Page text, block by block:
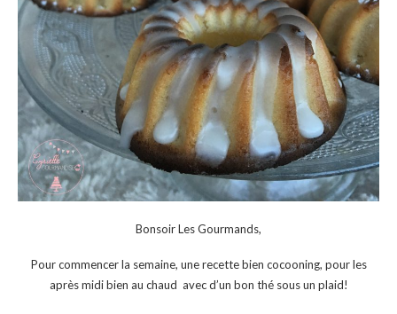
Bonsoir Les Gourmands,
Pour commencer la semaine, une recette bien cocooning, pour les
après midi bien au chaud avec d’un bon thé sous un plaid!